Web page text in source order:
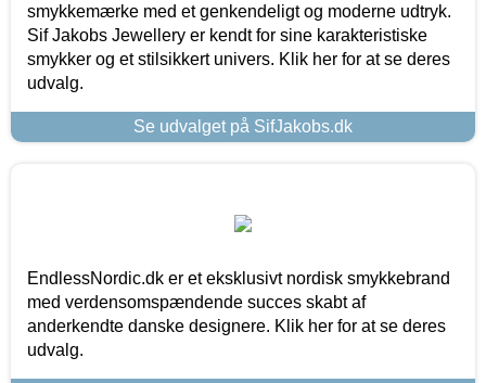
smykkemærke med et genkendeligt og moderne udtryk.
Sif Jakobs Jewellery er kendt for sine karakteristiske
smykker og et stilsikkert univers. Klik her for at se deres
udvalg.
Se udvalget på SifJakobs.dk
EndlessNordic.dk er et eksklusivt nordisk smykkebrand
med verdensomspændende succes skabt af
anderkendte danske designere. Klik her for at se deres
udvalg.